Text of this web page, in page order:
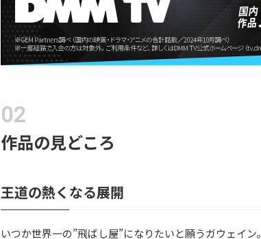
作品の見どころ
王道の熱くなる展開
いつか世界一の”飛ばし屋”になりたいと願うガウェイン。